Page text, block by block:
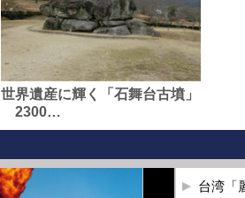
世界遺産に輝く「石舞台古墳」
2300…
台湾「